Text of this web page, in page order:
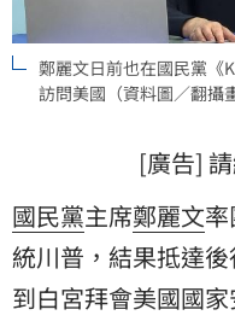
鄭麗文日前也在國民黨《
訪問美國（資料圖／翻攝
[廣告]
國民黨主席鄭麗文
統川普，結果抵達
到白宮拜會美國國